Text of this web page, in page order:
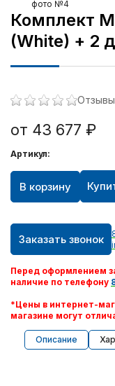
Комплект
(White) + 2
от 43 677 ₽
Артикул:
В корзину
Заказать звонок
Перед оформлением
наличие по телефону
*Цены в интернет-
магазине могут
Описание